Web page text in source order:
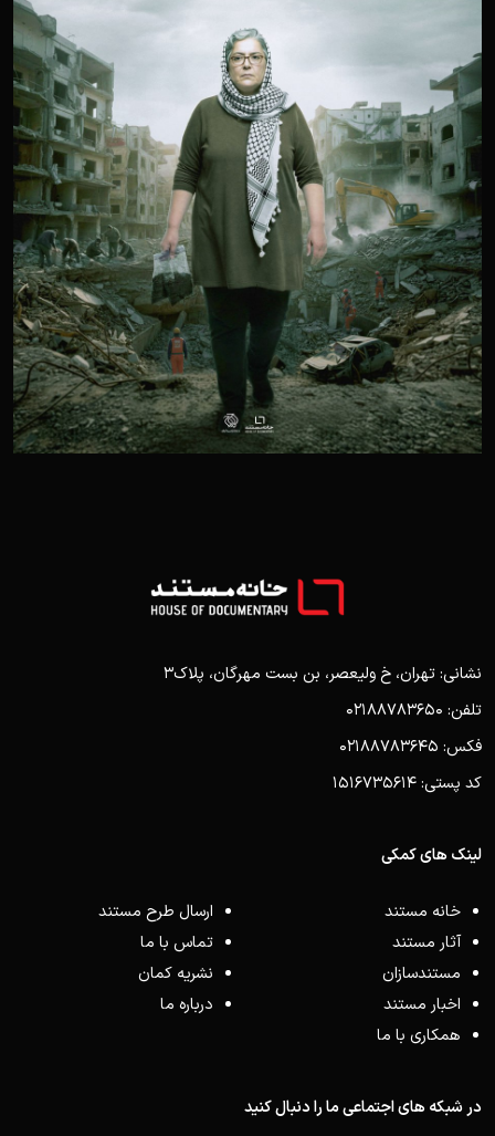
نشانی: تهران، خ ولیعصر، بن بست مهرگان، پلاک3
تلفن: 02188783650
فکس: 02188783645
کد پستی: 1516735614
لینک های کمکی
خانه مستند
آثار مستند
مستندسازان
اخبار مستند
همکاری با ما
ارسال طرح مستند
تماس با ما
نشریه کمان
درباره ما
در شبکه های اجتماعی ما را دنبال کنید